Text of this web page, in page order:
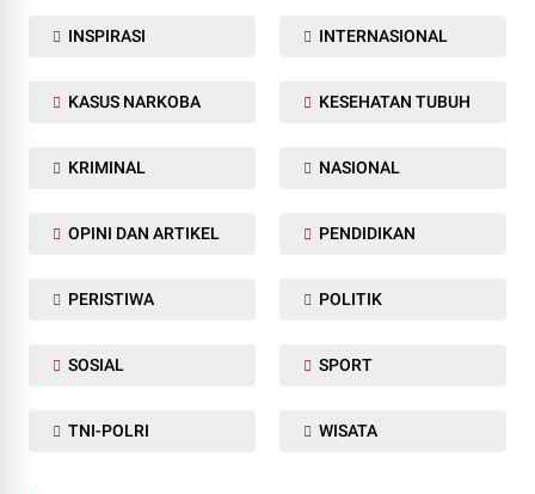
INSPIRASI INTERNASIONAL
KASUS NARKOBA KESEHATAN TUBUH
KRIMINAL NASIONAL
OPINI DAN ARTIKEL PENDIDIKAN
PERISTIWA POLITIK
SOSIAL SPORT
TNI-POLRI WISATA